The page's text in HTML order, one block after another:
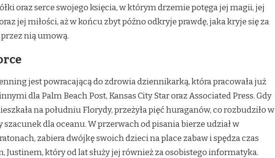
oraz serce swojego księcia, w którym drzemie potęga jej magii, jej
jej miłości, aż w końcu zbyt późno odkryje prawdę, jaka kryje się za
nią umową.
jest powracającą do zdrowia dziennikarką, która pracowała już
dla Palm Beach Post, Kansas City Star oraz Associated Press. Gdy
na południu Florydy, przeżyła pięć huraganów, co rozbudziło w
szacunek dla oceanu. W przerwach od pisania bierze udział w
zabiera dwójkę swoich dzieci na place zabaw i spędza czas
Justinem, który od lat służy jej również za osobistego informatyka.